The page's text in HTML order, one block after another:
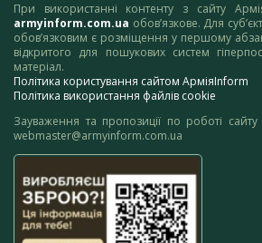
При використанні контенту з сайту
armyinform.com.ua обов’язкове. Для
обов’язковим є розміщення у першому
відкритого для пошукових систем
матеріал.
Політика користування сайтом АрміяInform
Політика використання файлів cookie
Зауваження та пропозиції по роботі
webmaster@armyinform.com.ua